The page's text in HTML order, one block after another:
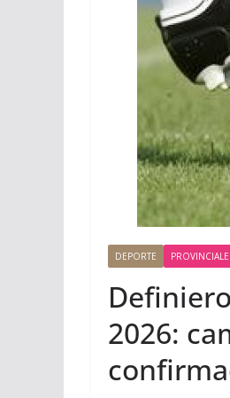
DEPORTE
2026: